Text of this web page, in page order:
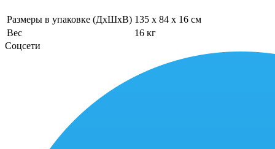
Размеры в упаковке (ДхШхВ) 135 x 84 x 16 см
Вес
16 кг
Соцсети